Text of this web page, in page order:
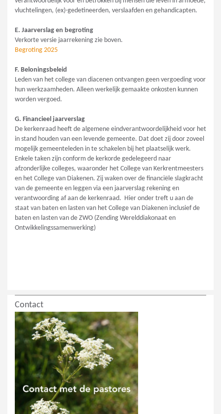
vluchtelingen, (ex)-gedetineerden, verslaafden en gehandicapten.
E. Jaarverslag en begroting
Verkorte versie jaarrekening zie boven.
Begroting 2025
F. Beloningsbeleid
Leden van het college van diacenen ontvangen geen vergoeding voor
hun werkzaamheden. Alleen werkelijk gemaakte onkosten kunnen
worden vergoed.
G. Financieel jaarverslag
De kerkenraad heeft de algemene eindverantwoordelijkheid voor het
in stand houden van een levende gemeente. Dat doet zij door zoveel
mogelijk gemeenteleden in te schakelen bij het plaatselijk werk.
Enkele taken zijn conform de kerkorde gedelegeerd naar
afzonderlijke colleges, waaronder het College van Kerkrentmeesters
en het College van Diakenen. Zij waken over de financiële slagkracht
van de gemeente en leggen via een jaarverslag rekening en
verantwoording af aan de kerkenraad. Hier onder treft u aan de
staat van baten en lasten van het College van Diakenen inclusief de
baten en lasten van de ZWO (Zending Werelddiakonaat en
Ontwikkelingssamenwerking)
Contact